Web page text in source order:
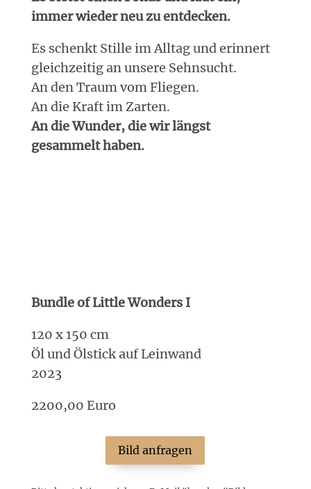
immer wieder neu zu entdecken.
Es schenkt Stille im Alltag und erinnert
gleichzeitig an unsere Sehnsucht.
An den Traum vom Fliegen.
An die Kraft im Zarten.
An die Wunder, die wir längst
gesammelt haben.
Bundle of Little Wonders I
120 x 150 cm
Öl und Ölstick auf Leinwand
2023
2200,00 Euro
Bild anfragen